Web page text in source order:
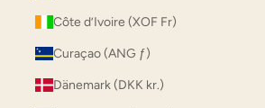
Côte d’Ivoire (XOF Fr)
Curaçao (ANG ƒ)
Dänemark (DKK kr.)